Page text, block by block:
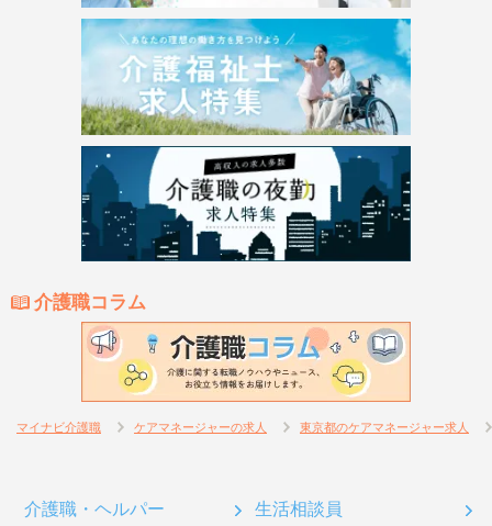
介護職コラム
マイナビ介護職 ケアマネージャーの求人 東京都のケアマネージャー求人
介護職・ヘルパー 生活相談員